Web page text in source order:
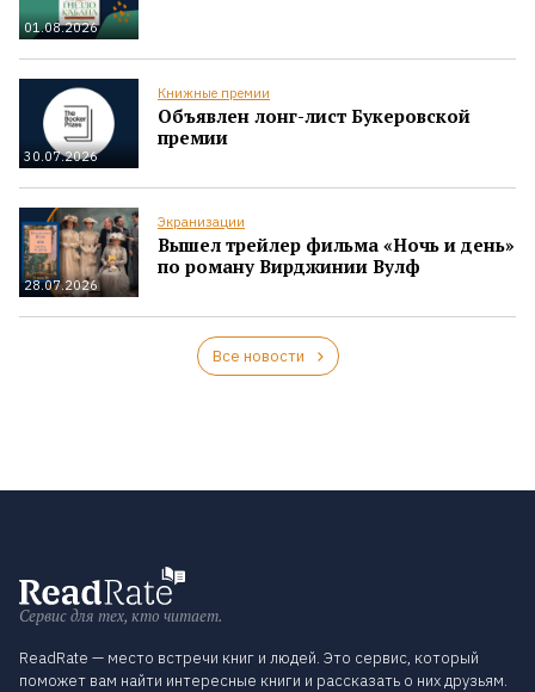
01.08.2026
30.07.2026
Книжные премии
Объявлен лонг-лист Букеровской
премии
28.07.2026
Экранизации
Вышел трейлер фильма «Ночь и день»
по роману Вирджинии Вулф
Все новости
Сервис для тех, кто читает.
ReadRate — место встречи книг и людей. Это сервис, который
поможет вам найти интересные книги и рассказать о них друзьям.